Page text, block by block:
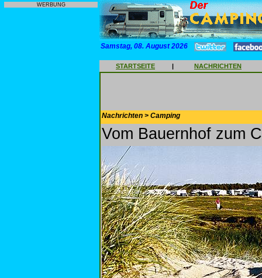
WERBUNG
Samstag, 08. August 2026
STARTSEITE | NACHRICHTEN
Nachrichten > Camping
Vom Bauernhof zum